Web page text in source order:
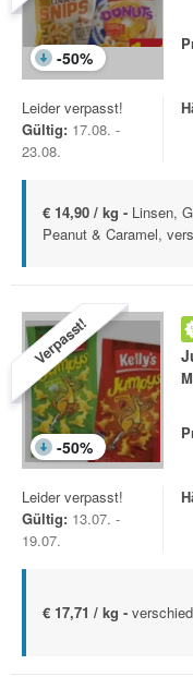
-50%
Leider verpasst!
Gültig: 17.08. -
23.08.
€ 14,90 / kg - Linsen,
Peanut & Caramel,
Verpasst!
-50%
Leider verpasst!
Gültig: 13.07. -
19.07.
€ 17,71 / kg -